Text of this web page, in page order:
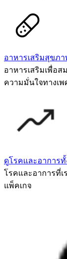
อาหารเสริมสุขภ
อาหารเสริมเพื่อ
ความมั่นใจทางเพ
ดูโรคและอาการ
โรคและอาการที่เ
แพ็คเกจ